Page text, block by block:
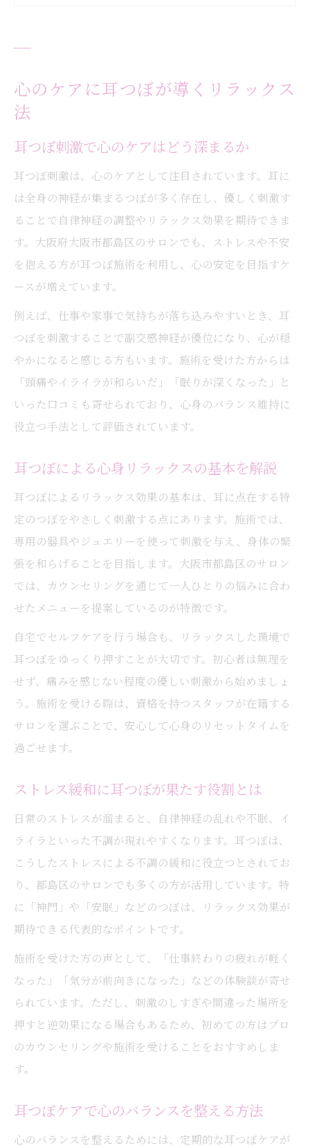
都島区で気軽に試せる耳つぼケアの魅力
プライベート空間で耳つぼ心のケア体験
耳つぼジュエリーが都島区で人気の理由
ストレス緩和なら耳つぼを使った自分時間
忙しい女性が耳つぼで自分時間を確保
耳つぼマッサージで心身リフレッシュ法
耳つぼケアが仕事と生活の質を高める理由
耳つぼジュエリーの新しい心身サポート体験
耳つぼジュエリーで心のケアを楽しむ方法
耳つぼジュエリーの効果と選び方のポイン
ト
耳つぼジュエリー体験者の声と満足度
ストレス緩和に耳つぼジュエリーが注目さ
れる理由
日々の疲れに効く耳つぼケアのコツとは
疲労回復に耳つぼマッサージが効果的な理
由
耳つぼが毎日の健康維持に役立つ理由
自律神経を整える耳つぼ刺激の正しい方法
耳つぼ心のケアで自律神経がどう変わるか
耳つぼ施術が自律神経の乱れに役立つ理由
心身の不調を耳つぼで和らげる実践例
耳つぼケアで睡眠や気分の改善を目指す
心のケアに耳つぼが導くリラックス
法
耳つぼ刺激で心のケアはどう深まるか
耳つぼ刺激は、心のケアとして注目されています。耳に
は全身の神経が集まるつぼが多く存在し、優しく刺激す
ることで自律神経の調整やリラックス効果を期待できま
す。大阪府大阪市都島区のサロンでも、ストレスや不安
を抱える方が耳つぼ施術を利用し、心の安定を目指すケ
ースが増えています。
例えば、仕事や家事で気持ちが落ち込みやすいとき、耳
つぼを刺激することで副交感神経が優位になり、心が穏
やかになると感じる方もいます。施術を受けた方からは
「頭痛やイライラが和らいだ」「眠りが深くなった」と
いった口コミも寄せられており、心身のバランス維持に
役立つ手法として評価されています。
耳つぼによる心身リラックスの基本を解説
耳つぼによるリラックス効果の基本は、耳に点在する特
定のつぼをやさしく刺激する点にあります。施術では、
専用の器具やジュエリーを使って刺激を与え、身体の緊
張を和らげることを目指します。大阪市都島区のサロン
では、カウンセリングを通じて一人ひとりの悩みに合わ
せたメニューを提案しているのが特徴です。
自宅でセルフケアを行う場合も、リラックスした環境で
耳つぼをゆっくり押すことが大切です。初心者は無理を
せず、痛みを感じない程度の優しい刺激から始めましょ
う。施術を受ける際は、資格を持つスタッフが在籍する
サロンを選ぶことで、安心して心身のリセットタイムを
過ごせます。
ストレス緩和に耳つぼが果たす役割とは
日常のストレスが溜まると、自律神経の乱れや不眠、イ
ライラといった不調が現れやすくなります。耳つぼは、
こうしたストレスによる不調の緩和に役立つとされてお
り、都島区のサロンでも多くの方が活用しています。特
に「神門」や「安眠」などのつぼは、リラックス効果が
期待できる代表的なポイントです。
施術を受けた方の声として、「仕事終わりの疲れが軽く
なった」「気分が前向きになった」などの体験談が寄せ
られています。ただし、刺激のしすぎや間違った場所を
押すと逆効果になる場合もあるため、初めての方はプロ
のカウンセリングや施術を受けることをおすすめしま
す。
耳つぼケアで心のバランスを整える方法
心のバランスを整えるためには、定期的な耳つぼケアが